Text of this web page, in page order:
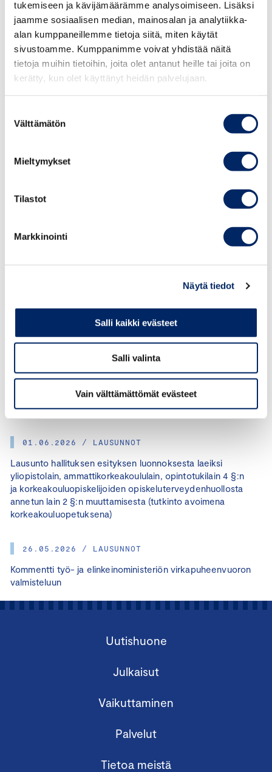
tukemiseen ja kävijämäärämme analysoimiseen. Lisäksi
jaamme sosiaalisen median, mainosalan ja analytiikka-
alan kumppaneillemme tietoja siitä, miten käytät
sivustoamme. Kumppanimme voivat yhdistää näitä
tietoja muihin tietoihin, joita olet antanut heille tai joita on
kerätty, kun olet käyttänyt heidän palvelujaan.
valinta
Välttämätön
Mieltymykset
Tilastot
Markkinointi
Näytä tiedot
Salli kaikki evästeet
Salli valinta
Vain välttämättömät evästeet
ulkomaalaista kasvuyrittäjää ja yrittäjää koskevan
Lausunto koulujen ja oppilaitosten loma-aikoja koskevasta
nuorten työllistämiseen vuosina 2026 ja 2027 annetun
asetuksen muuttamisesta
12.06.2026 / LAUSUNNOT
Lausunto luonnoksesta valtiovarainministeriön
selvitykseksi liikuntapalvelujen arvonlisäverokohtelusta
01.06.2026 / LAUSUNNOT
Lausunto hallituksen esityksen luonnoksesta laeiksi
yliopistolain, ammattikorkeakoululain, opintotukilain 4 §:n
ja korkeakouluopiskelijoiden opiskeluterveydenhuollosta
annetun lain 2 §:n muuttamisesta (tutkinto avoimena
korkeakouluopetuksena)
26.05.2026 / LAUSUNNOT
Kommentti työ- ja elinkeinoministeriön virkapuheenvuoron
valmisteluun
KATEGORIAT: VEROTUS
JAA ARTIKKELI:
Uutishuone
Julkaisut
Vaikuttaminen
Palvelut
Tietoa meistä